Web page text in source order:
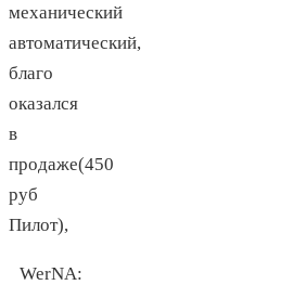
механический
автоматический,
благо
оказался
в
продаже(450
руб
Пилот),
WerNA: